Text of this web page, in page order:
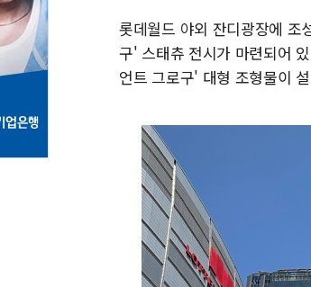
롯데월드 야외 잔디광장에
구' 스태츄 전시가 마련되어
언트 그로구' 대형 조형물이